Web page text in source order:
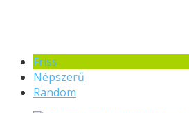
Friss
Népszerű
Random